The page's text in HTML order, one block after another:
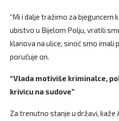
“Mi i dalje tražimo za bjeguncem
ubistvo u Bijelom Polju, vratili
klanova na ulice, sinoć smo imali
poručuje on.
“Vlada motiviše kriminalce,
krivicu na sudove”
Za trenutno stanje u državi, kaže